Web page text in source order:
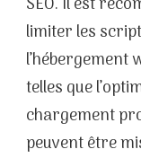
limiter les
l’hébergement
telles que
chargement
peuvent être